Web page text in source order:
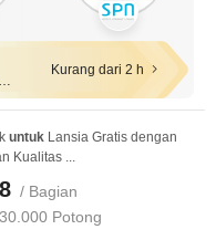
dalam Kertas untuk Rumah Tangga & Sanitasi
Kurang dari 2 h
untuk Lansia Gratis dengan
Kualitas ...
/ Bagian
30.000 Potong